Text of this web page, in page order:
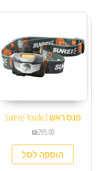
פנס ראש Sunree Youdu 3
₪295.00
הוספה לסל